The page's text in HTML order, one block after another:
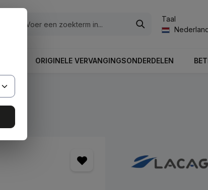
Taal
ORIGINELE VERVANGINGSONDERDELEN